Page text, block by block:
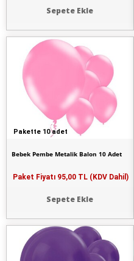
Sepete Ekle
Pakette 10 adet
Bebek Pembe Metalik Balon 10 Adet
Paket Fiyatı 95,00 TL (KDV Dahil)
Sepete Ekle